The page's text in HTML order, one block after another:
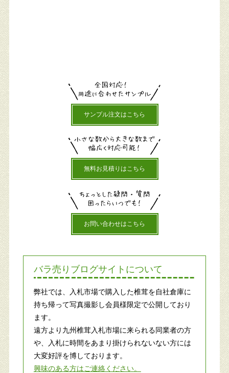
サンプル注文はこちら
無料お見積りはこちら
お問い合わせはこちら
バラ売りブログサイトについて
弊社では、入札市場で購入した椎茸を自社倉庫に
持ち帰って写真撮影し会員様限定で公開しており
ます。
遠方より九州椎茸入札市場に来られる同業者の方
や、入札に時間をあまり掛けられないない方には
大変好評を博しております。
興味のある方はご連絡ください。